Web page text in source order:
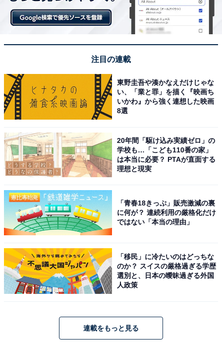
「ミルク」に隠し味として塩を加え、ほどよい甘さとキ
レのある味わいは、すっきりと後味爽やか。これからの
『マンゴー＆パッションフルーツ』芳醇な香りと
程よい酸味が絶妙！
注目の連載
東野圭吾や湊かなえだけじゃな
い、「業と罪」を描く『映画ち
いかわ』から強く連想した映画
8選
20年間「駆け込み実績ゼロ」の
学校も…「こども110番の家」
は本当に必要？ PTAが直面する
理想と現実
「青春18きっぷ」販売激減の裏
に何が？ 連続利用の厳格化だけ
ではない「本当の理由」
「移民」に冷たいのはどっちな
のか？ スイスの厳格過ぎる学歴
選別と、日本の曖昧過ぎる外国
人政策
連載をもっと見る